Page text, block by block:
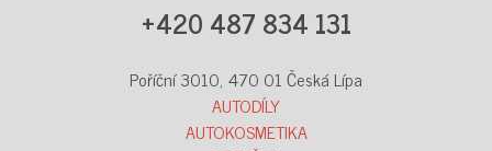
+420 487 834 131
Poříční 3010, 470 01 Česká Lípa
AUTODÍLY
AUTOKOSMETIKA